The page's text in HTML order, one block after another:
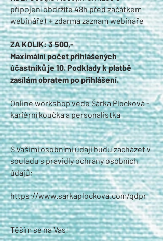
připojení obdržíte 48h před začátkem
webináře) + zdarma záznam webináře
ZA KOLIK: 3 500,-
Maximální počet přihlášených
účastníků je 10. Podklady k platbě
zasílám obratem po přihlášení.
Online workshop vede Šárka Plocková -
kariérní koučka a personalistka
S Vašimi osobními údaji budu zacházet v
souladu s pravidly ochrany osobních
údajů:
https://www.sarkaplockova.com/gdpr
Těším se na Vás!